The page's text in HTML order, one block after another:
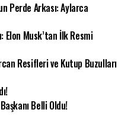
Perde Arkası: Aylarca
Musk’tan İlk Resmi
Resifleri ve Kutup Buzulları
Belli Oldu!